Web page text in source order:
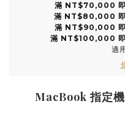
滿 NT$70,000 即
滿 NT$80,000 即
滿 NT$90,000 即
滿 NT$100,000 即
適
MacBook 指定